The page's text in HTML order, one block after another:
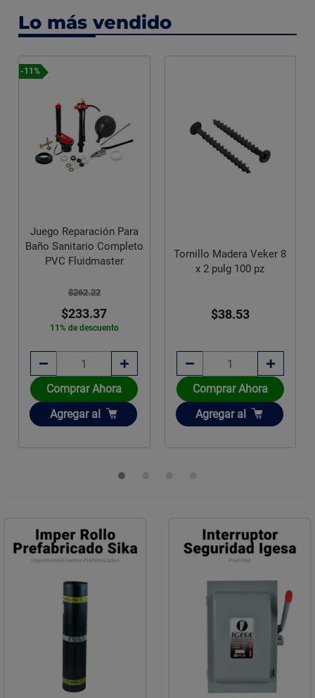
Lo más vendido
Tornillo Madera Veker 8
$38.53
Comprar Ahora
Añadir
Agregar al
Tornillo Madera Veker 8
x 1¾ pulg 100 pz
$32.75
Comprar Ahora
Añadir
Agregar al